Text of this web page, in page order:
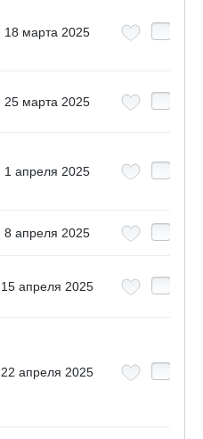
18 марта 2025
25 марта 2025
1 апреля 2025
8 апреля 2025
15 апреля 2025
22 апреля 2025